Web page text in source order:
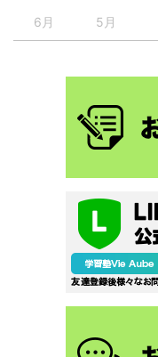
6月 5月